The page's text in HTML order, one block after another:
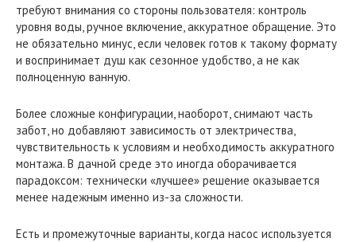
требуют внимания со стороны пользователя: контроль
уровня воды, ручное включение, аккуратное обращение. Это
не обязательно минус, если человек готов к такому формату
и воспринимает душ как сезонное удобство, а не как
полноценную ванную.
Более сложные конфигурации, наоборот, снимают часть
забот, но добавляют зависимость от электричества,
чувствительность к условиям и необходимость аккуратного
монтажа. В дачной среде это иногда оборачивается
парадоксом: технически «лучшее» решение оказывается
менее надежным именно из-за сложности.
Есть и промежуточные варианты, когда насос используется